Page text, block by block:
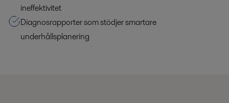
ineffektivitet
Diagnosrapporter som stödjer smartare
underhållsplanering